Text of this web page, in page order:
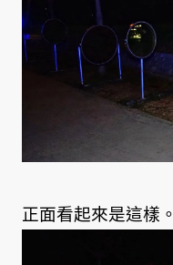
正面看起來是這樣。